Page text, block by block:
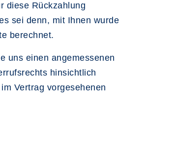
diese Rückzahlung
sei denn, mit Ihnen wurde
berechnet.
uns einen angemessenen
hinsichtlich
Vertrag vorgesehenen